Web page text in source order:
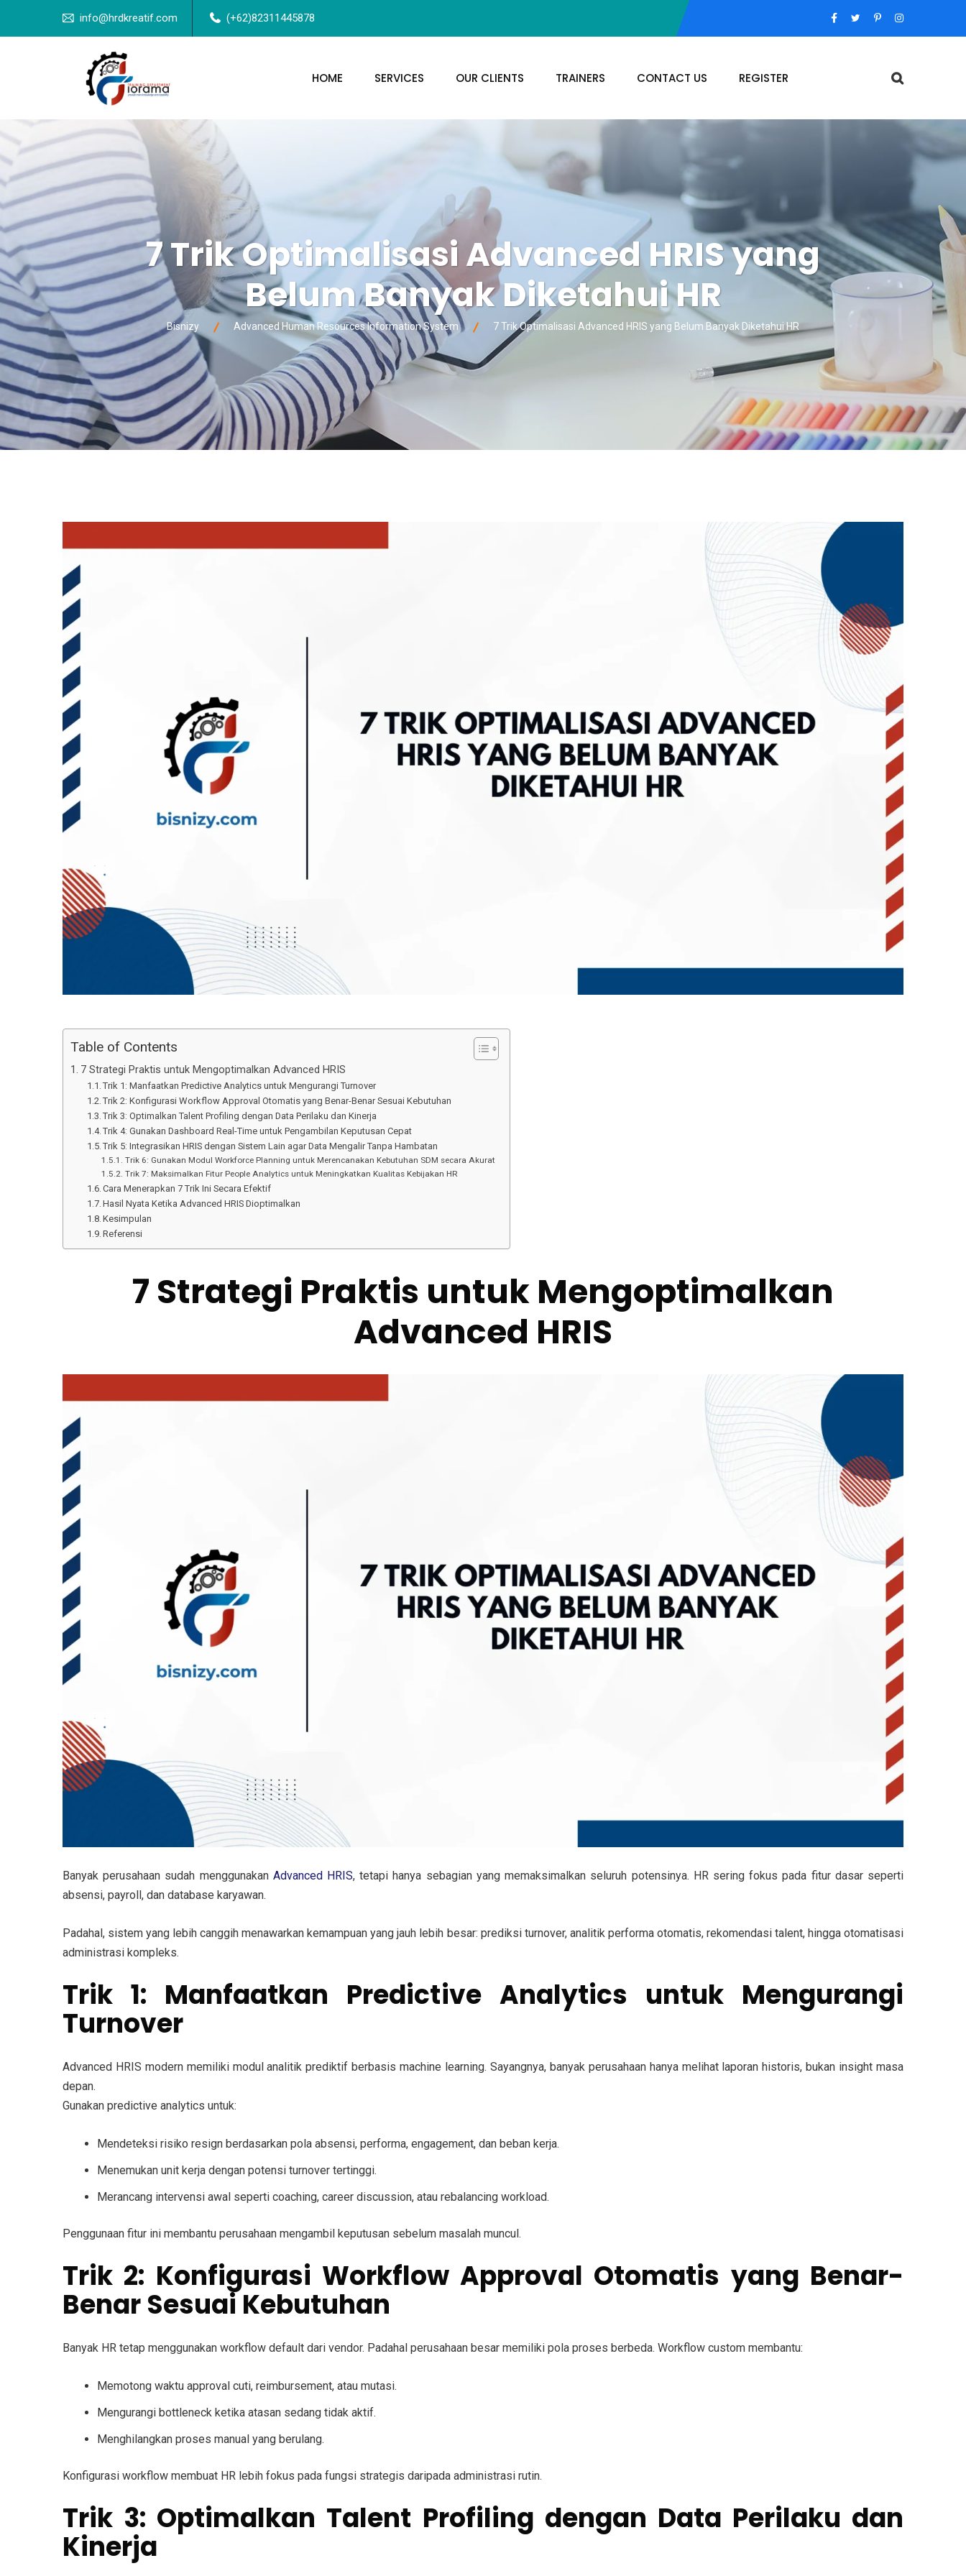
info@hrdkreatif.com (+62)82311445878
HOME SERVICES OUR CLIENTS TRAINERS CONTACT US REGISTER
7 Trik Optimalisasi Advanced HRIS yang
Belum Banyak Diketahui HR
Bisnizy Advanced Human Resources Information System 7 Trik Optimalisasi Advanced HRIS yang Belum Banyak Diketahui HR
Table of Contents
7 Strategi Praktis untuk Mengoptimalkan Advanced HRIS
Trik 1: Manfaatkan Predictive Analytics untuk Mengurangi Turnover
Trik 2: Konfigurasi Workflow Approval Otomatis yang Benar-Benar Sesuai Kebutuhan
Trik 3: Optimalkan Talent Profiling dengan Data Perilaku dan Kinerja
Trik 4: Gunakan Dashboard Real-Time untuk Pengambilan Keputusan Cepat
Trik 5: Integrasikan HRIS dengan Sistem Lain agar Data Mengalir Tanpa Hambatan
Trik 6: Gunakan Modul Workforce Planning untuk Merencanakan Kebutuhan SDM secara Akurat
Trik 7: Maksimalkan Fitur People Analytics untuk Meningkatkan Kualitas Kebijakan HR
Cara Menerapkan 7 Trik Ini Secara Efektif
Hasil Nyata Ketika Advanced HRIS Dioptimalkan
Kesimpulan
Referensi
7 Strategi Praktis untuk Mengoptimalkan
Advanced HRIS
Banyak perusahaan sudah menggunakan Advanced HRIS, tetapi hanya sebagian yang memaksimalkan seluruh potensinya. HR sering fokus pada fitur dasar seperti
absensi, payroll, dan database karyawan.
Padahal, sistem yang lebih canggih menawarkan kemampuan yang jauh lebih besar: prediksi turnover, analitik performa otomatis, rekomendasi talent, hingga otomatisasi
administrasi kompleks.
Trik 1: Manfaatkan Predictive Analytics untuk Mengurangi
Turnover
Advanced HRIS modern memiliki modul analitik prediktif berbasis machine learning. Sayangnya, banyak perusahaan hanya melihat laporan historis, bukan insight masa
depan.
Gunakan predictive analytics untuk:
Mendeteksi risiko resign berdasarkan pola absensi, performa, engagement, dan beban kerja.
Menemukan unit kerja dengan potensi turnover tertinggi.
Merancang intervensi awal seperti coaching, career discussion, atau rebalancing workload.
Penggunaan fitur ini membantu perusahaan mengambil keputusan sebelum masalah muncul.
Trik 2: Konfigurasi Workflow Approval Otomatis yang Benar-
Benar Sesuai Kebutuhan
Banyak HR tetap menggunakan workflow default dari vendor. Padahal perusahaan besar memiliki pola proses berbeda. Workflow custom membantu:
Memotong waktu approval cuti, reimbursement, atau mutasi.
Mengurangi bottleneck ketika atasan sedang tidak aktif.
Menghilangkan proses manual yang berulang.
Konfigurasi workflow membuat HR lebih fokus pada fungsi strategis daripada administrasi rutin.
Trik 3: Optimalkan Talent Profiling dengan Data Perilaku dan
Kinerja